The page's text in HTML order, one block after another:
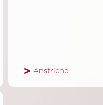
Anstriche